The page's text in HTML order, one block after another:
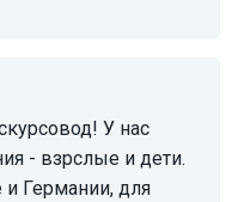
- взрслые и дети.
Германии, для